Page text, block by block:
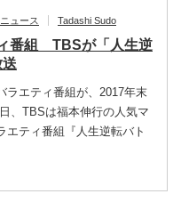
ニュース Tadashi Sudo
番組 TBSが「人生逆
エティ番組が、2017年末
、TBSは福本伸行の人気マ
エティ番組『人生逆転バト